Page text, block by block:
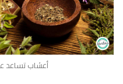
أعشاب تساعد